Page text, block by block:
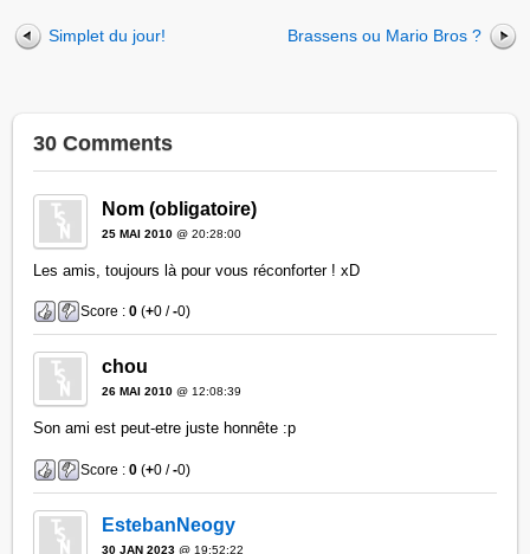
Simplet du jour! Brassens ou Mario Bros ?
30 Comments
Nom (obligatoire)
25 MAI 2010 @ 20:28:00
Les amis, toujours là pour vous réconforter ! xD
Score :0 (+0 /-0)
chou
26 MAI 2010 @ 12:08:39
Son ami est peut-etre juste honnête :p
Score :0 (+0 /-0)
EstebanNeogy
30 JAN 2023 @ 19:52:22